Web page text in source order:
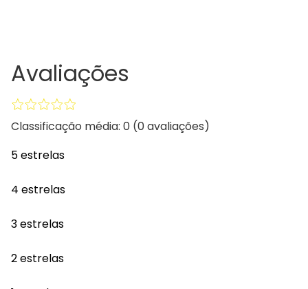
Avaliações
Classificação média: 0 (0 avaliações)
5 estrelas
4 estrelas
3 estrelas
2 estrelas